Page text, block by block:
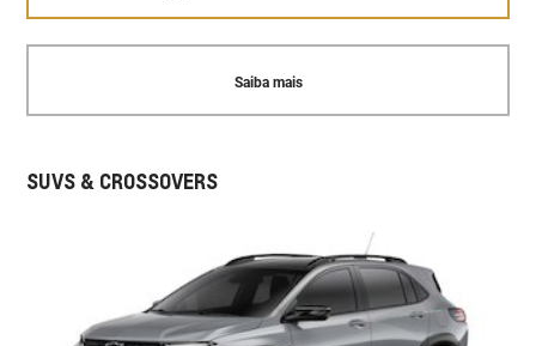
Saiba mais
SUVS & CROSSOVERS